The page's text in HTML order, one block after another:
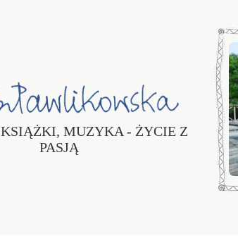
KSIĄŻKI, MUZYKA - ŻYCIE Z
PASJĄ